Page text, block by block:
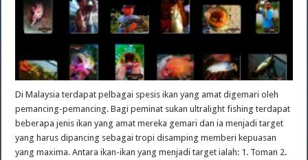
Di Malaysia terdapat pelbagai spesis ikan yang amat digemari oleh
pemancing-pemancing. Bagi peminat sukan ultralight fishing terdapat
beberapa jenis ikan yang amat mereka gemari dan ia menjadi target
yang harus dipancing sebagai tropi disamping memberi kepuasan
yang maxima. Antara ikan-ikan yang menjadi target ialah: 1. Toman 2.